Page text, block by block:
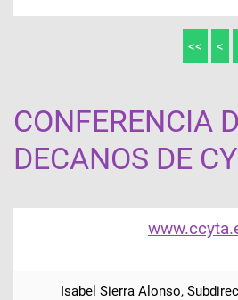
<< <
CONFERENCIA
DECANOS DE
Isabel Sierra Alonso,